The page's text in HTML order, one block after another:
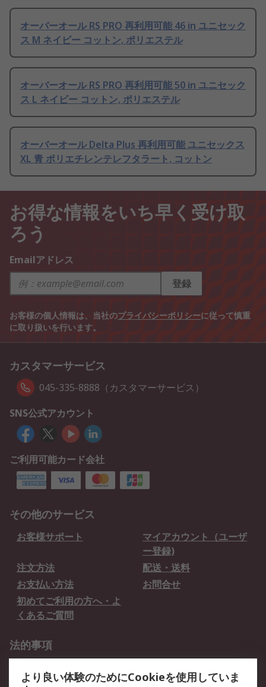
オーバーオール RS PRO 再利用可能 46 in ユニセック
ス M ネイビー コットン, ポリエステル
オーバーオール RS PRO 再利用可能 50 in ユニセック
ス L ネイビー コットン, ポリエステル
オーバーオール Delta Plus 再利用可能 ユニセックス
XL 青 ポリエチレンテレフタラート, コットン
お得な情報をいち早く受け取
ろう
Emailアドレス
登録
お客様の個人情報は、当社のプライバシーポリシーに従って慎重
に取り扱いを行います。
カスタマーサービス
045-335-8888（カスタマーサービス）
SNS公式アカウント
ご利用可能カード会社
その他のサービス
お客様サポート
マイアカウント（ユーザ
ー登録)
注文方法
配送・送料
お支払い方法
お問合せ
初めてご利用の方へ・よ
くあるご質問
法的事項
クッキーポリシー
より良い体験のためにCookieを使用していま